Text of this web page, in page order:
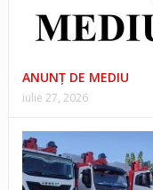
ANUNŢ DE MEDIU
iulie 27, 2026